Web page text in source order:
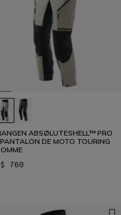
ABSØLUTESHELL™ PRO
DE MOTO TOURING
760